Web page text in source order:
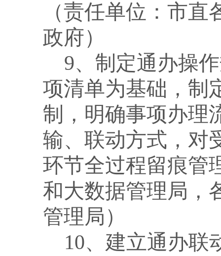
（责任单位：市
政府）
9、制定通办操
项清单为基础，制
制，明确事项办理
输、联动方式，对
环节全过程留痕管
和大数据管理局，
管理局）
10、建立通办联